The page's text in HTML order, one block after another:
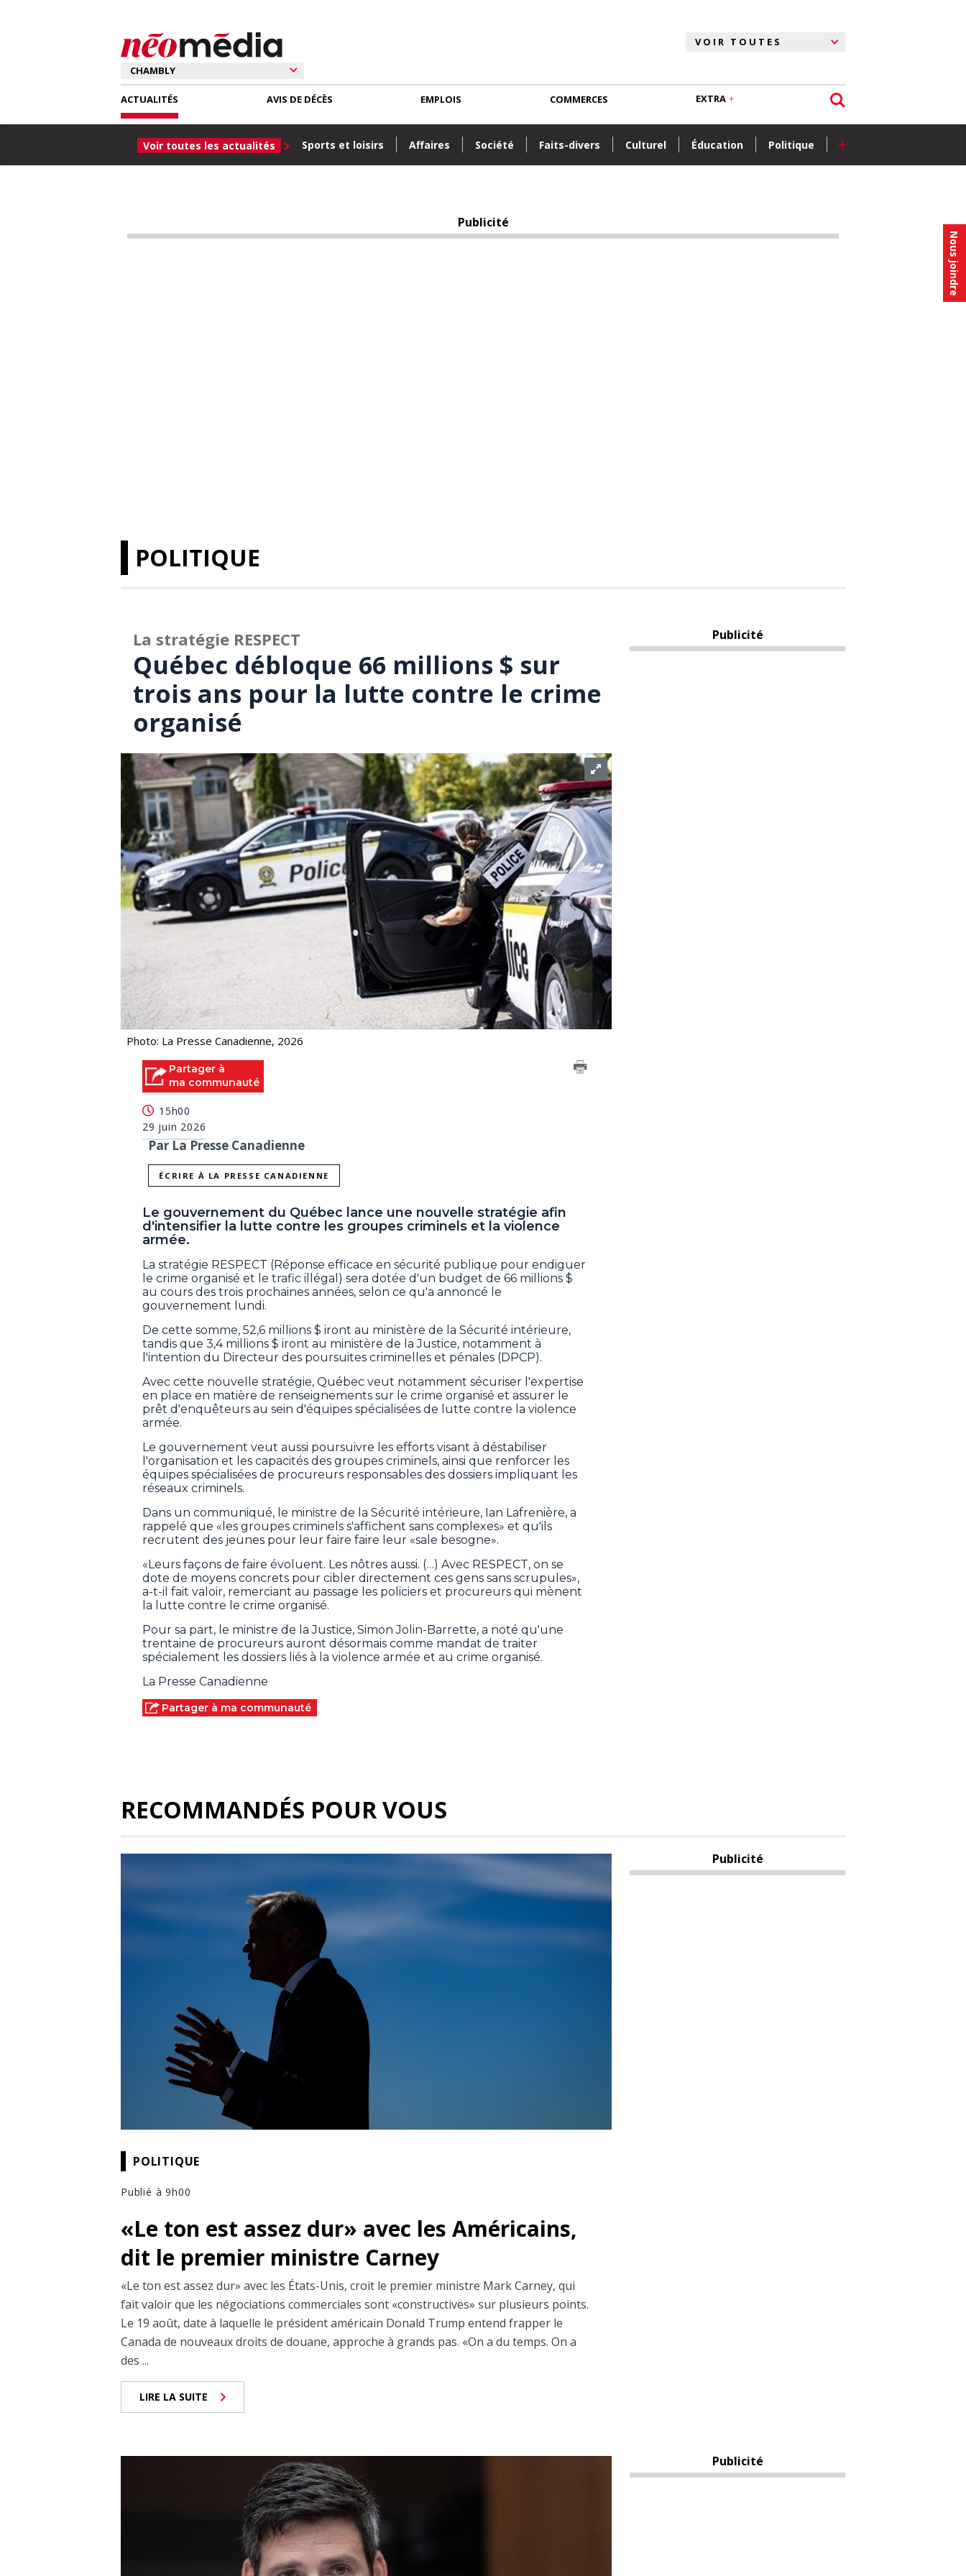
Nous joindre
ACTUALITÉS
Voir toutes les actualités Sports et loisirs Affaires Société Faits-divers Culturel Éducation Politique +
AVIS DE DÉCÈS EMPLOIS COMMERCES EXTRA
Publicité
POLITIQUE
La stratégie RESPECT
Québec débloque 66 millions $ sur
trois ans pour la lutte contre le crime
organisé
Photo: La Presse Canadienne, 2026
Partager à
ma communauté
15h00
29 juin 2026
Par La Presse Canadienne
ÉCRIRE À LA PRESSE CANADIENNE
Le gouvernement du Québec lance une nouvelle stratégie afin
d'intensifier la lutte contre les groupes criminels et la violence
armée.
La stratégie RESPECT (Réponse efficace en sécurité publique pour endiguer
le crime organisé et le trafic illégal) sera dotée d'un budget de 66 millions $
au cours des trois prochaines années, selon ce qu'a annoncé le
gouvernement lundi.
De cette somme, 52,6 millions $ iront au ministère de la Sécurité intérieure,
tandis que 3,4 millions $ iront au ministère de la Justice, notamment à
l'intention du Directeur des poursuites criminelles et pénales (DPCP).
Avec cette nouvelle stratégie, Québec veut notamment sécuriser l'expertise
en place en matière de renseignements sur le crime organisé et assurer le
prêt d'enquêteurs au sein d'équipes spécialisées de lutte contre la violence
armée.
Le gouvernement veut aussi poursuivre les efforts visant à déstabiliser
l'organisation et les capacités des groupes criminels, ainsi que renforcer les
équipes spécialisées de procureurs responsables des dossiers impliquant les
réseaux criminels.
Dans un communiqué, le ministre de la Sécurité intérieure, Ian Lafrenière, a
rappelé que «les groupes criminels s'affichent sans complexes» et qu'ils
recrutent des jeunes pour leur faire faire leur «sale besogne».
«Leurs façons de faire évoluent. Les nôtres aussi. (…) Avec RESPECT, on se
dote de moyens concrets pour cibler directement ces gens sans scrupules»,
a-t-il fait valoir, remerciant au passage les policiers et procureurs qui mènent
la lutte contre le crime organisé.
Pour sa part, le ministre de la Justice, Simon Jolin-Barrette, a noté qu'une
trentaine de procureurs auront désormais comme mandat de traiter
spécialement les dossiers liés à la violence armée et au crime organisé.
La Presse Canadienne
Partager à ma communauté
Publicité
RECOMMANDÉS POUR VOUS
POLITIQUE
Publié à 9h00
«Le ton est assez dur» avec les Américains,
dit le premier ministre Carney
«Le ton est assez dur» avec les États-Unis, croit le premier ministre Mark Carney, qui
fait valoir que les négociations commerciales sont «constructives» sur plusieurs points.
Le 19 août, date à laquelle le président américain Donald Trump entend frapper le
Canada de nouveaux droits de douane, approche à grands pas. «On a du temps. On a
des ...
LIRE LA SUITE
Publicité
Publicité